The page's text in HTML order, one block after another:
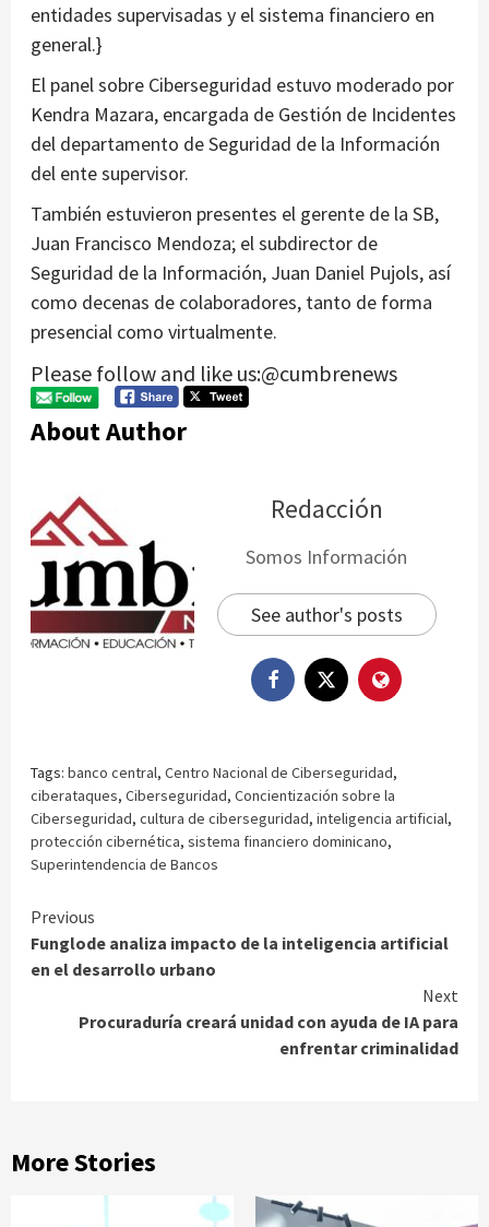
entidades supervisadas y el sistema financiero en
general.}
El panel sobre Ciberseguridad estuvo moderado por
Kendra Mazara, encargada de Gestión de Incidentes
del departamento de Seguridad de la Información
del ente supervisor.
También estuvieron presentes el gerente de la SB,
Juan Francisco Mendoza; el subdirector de
Seguridad de la Información, Juan Daniel Pujols, así
como decenas de colaboradores, tanto de forma
presencial como virtualmente.
Please follow and like us:@cumbrenews
About Author
Redacción
Somos Información
See author's posts
Tags: banco central, Centro Nacional de Ciberseguridad,
ciberataques, Ciberseguridad, Concientización sobre la
Ciberseguridad, cultura de ciberseguridad, inteligencia artificial,
protección cibernética, sistema financiero dominicano,
Superintendencia de Bancos
Continue
Reading
Previous
Funglode analiza impacto de la inteligencia artificial
en el desarrollo urbano
Next
Procuraduría creará unidad con ayuda de IA para
enfrentar criminalidad
More Stories